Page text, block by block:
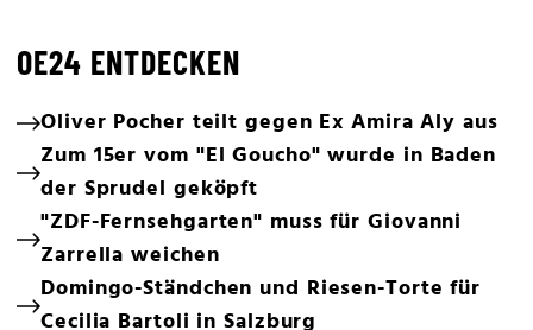
OE24 ENTDECKEN
Oliver Pocher teilt gegen Ex Amira Aly aus
Zum 15er vom "El Goucho" wurde in Baden
der Sprudel geköpft
"ZDF-Fernsehgarten" muss für Giovanni
Zarrella weichen
Domingo-Ständchen und Riesen-Torte für
Cecilia Bartoli in Salzburg